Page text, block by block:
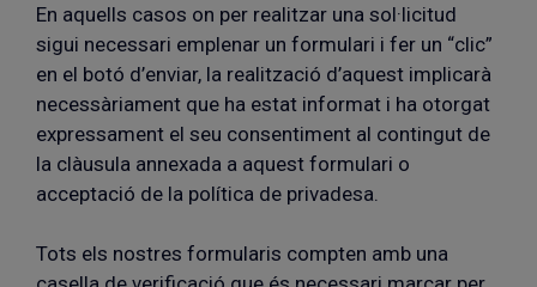
En aquells casos on per realitzar una sol·licitud
sigui necessari emplenar un formulari i fer un “clic”
en el botó d’enviar, la realització d’aquest implicarà
necessàriament que ha estat informat i ha otorgat
expressament el seu consentiment al contingut de
la clàusula annexada a aquest formulari o
acceptació de la política de privadesa.
Tots els nostres formularis compten amb una